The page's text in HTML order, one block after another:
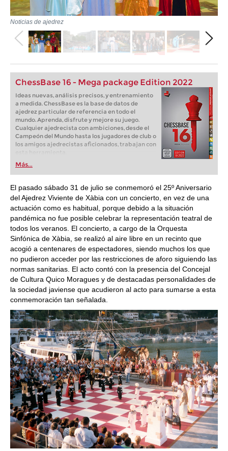
Noticias de ajedrez
ChessBase 16 - Mega package Edition 2022
Ideas nuevas, análisis precisos, y entrenamiento
a medida. ChessBase es la base de datos de
ajedrez particular de referencia en todo el
mundo. Aprenda, disfrute y mejore su juego.
Cualquier ajedrecista con ambiciones, desde el
Campeón del Mundo hasta los jugadores de club o
los amigos ajedrecistas aficionados, trabajan con
Más...
El pasado sábado 31 de julio se conmemoró el 25º Aniversario
del Ajedrez Viviente de Xàbia con un concierto, en vez de una
actuación como es habitual, porque debido a la situación
pandémica no fue posible celebrar la representación teatral de
todos los veranos. El concierto, a cargo de la Orquesta
Sinfónica de Xàbia, se realizó al aire libre en un recinto que
acogió a centenares de espectadores, siendo muchos los que
no pudieron acceder por las restricciones de aforo siguiendo las
normas sanitarias. El acto contó con la presencia del Concejal
de Cultura Quico Moragues y de destacadas personalidades de
la sociedad javiense que acudieron al acto para sumarse a esta
conmemoración tan señalada.